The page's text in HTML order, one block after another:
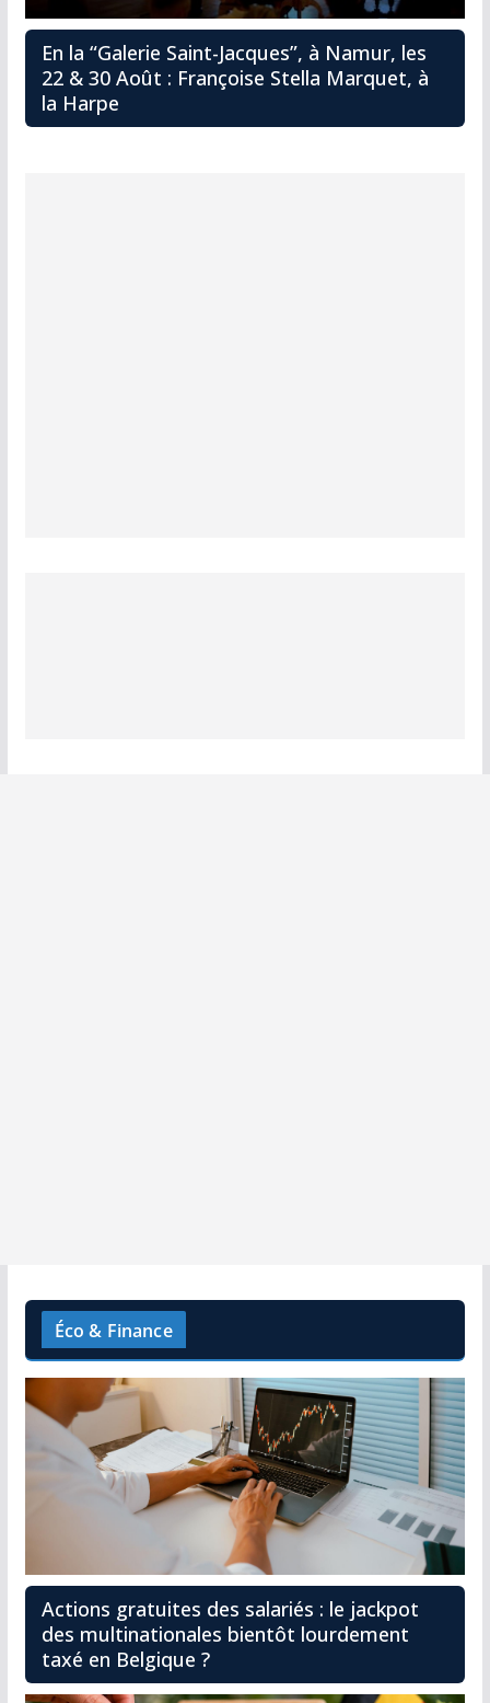
En la “Galerie Saint-Jacques”, à Namur, les
22 & 30 Août : Françoise Stella Marquet, à
la Harpe
Éco & Finance
Actions gratuites des salariés : le jackpot
des multinationales bientôt lourdement
taxé en Belgique ?